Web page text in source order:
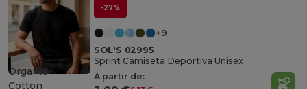
-27%
+9
SOL'S 02995
Sprint Camiseta Deportiva Unisex
A partir de:
Organic
Cotton